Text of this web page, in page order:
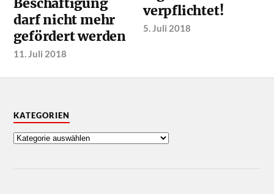
darf nicht mehr
gefördert werden
11. Juli 2018
verpflichtet!
5. Juli 2018
KATEGORIEN